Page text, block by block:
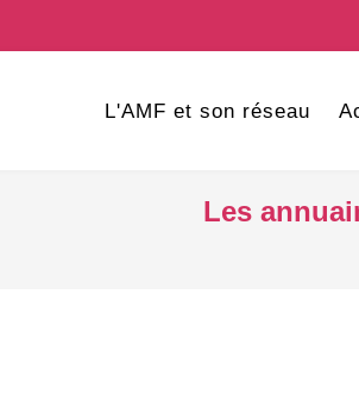
L'AMF et son réseau
Les